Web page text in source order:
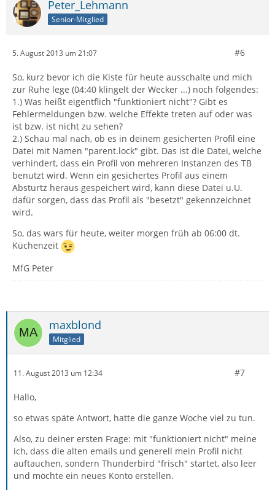
Peter_Lehmann
Senior-Mitglied
5. August 2013 um 21:07 #6
So, kurz bevor ich die Kiste für heute ausschalte und mich
zur Ruhe lege (04:40 klingelt der Wecker ...) noch folgendes:
1.) Was heißt eigentflich "funktioniert nicht"? Gibt es
Fehlermeldungen bzw. welche Effekte treten auf oder was
ist bzw. ist nicht zu sehen?
2.) Schau mal nach, ob es in deinem gesicherten Profil eine
Datei mit Namen "parent.lock" gibt. Das ist die Datei, welche
verhindert, dass ein Profil von mehreren Instanzen des TB
benutzt wird. Wenn ein gesichertes Profil aus einem
Absturtz heraus gespeichert wird, kann diese Datei u.U.
dafür sorgen, dass das Profil als "besetzt" gekennzeichnet
wird.
So, das wars für heute, weiter morgen früh ab 06:00 dt.
Küchenzeit
MfG Peter
maxblond
Mitglied
11. August 2013 um 12:34 #7
Hallo,
so etwas späte Antwort, hatte die ganze Woche viel zu tun.
Also, zu deiner ersten Frage: mit "funktioniert nicht" meine
ich, dass die alten emails und generell mein Profil nicht
auftauchen, sondern Thunderbird "frisch" startet, also leer
und möchte ein neues Konto erstellen.